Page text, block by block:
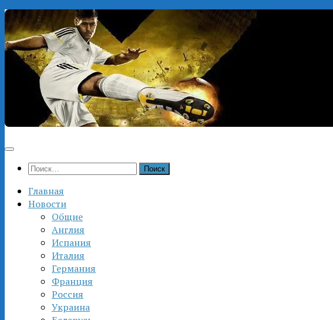
Перейти
к
содержимому
Найти:
Главная
Новости
Общие
Англия
Испания
Италия
Германия
Франция
Россия
Украина